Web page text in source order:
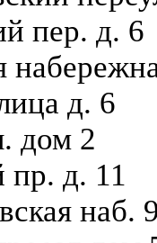
пер. д. 6
д. 6
дом 2
пр. д. 11
наб.